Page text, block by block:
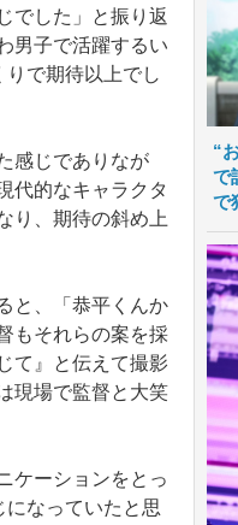
でした」と振り返
男子で活躍するい
りで期待以上でし
感じでありなが
代的なキャラクタ
り、期待の斜め上
と、「恭平くんか
もそれらの案を採
て』と伝えて撮影
現場で監督と大笑
ケーションをとっ
になっていたと思
“
で
で